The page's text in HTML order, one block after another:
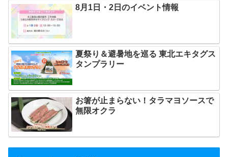
8月1日・2日のイベント情報
夏祭り＆避暑地を巡る 東北エキタグス
タンプラリー
お箸が止まらない！タラマヨソースで
無限オクラ